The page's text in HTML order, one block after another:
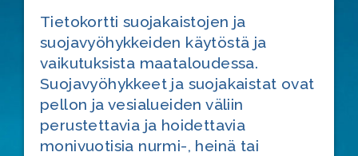
Tietokortti suojakaistojen ja
suojavyöhykkeiden käytöstä ja
vaikutuksista maataloudessa.
Suojavyöhykkeet ja suojakaistat ovat
pellon ja vesialueiden väliin
perustettavia ja hoidettavia
monivuotisia nurmi-, heinä tai